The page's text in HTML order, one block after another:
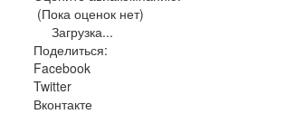
(Пока оценок нет)
Загрузка...
Поделиться:
Facebook
Twitter
Вконтакте